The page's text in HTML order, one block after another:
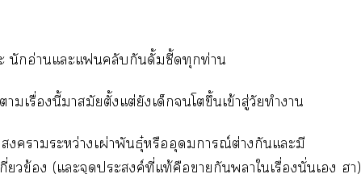
นักอ่านแะแคลับกันดั้มซี้ดทุกท่าน
เรื่องนี้ามัยตั้งแต่ยังเด็กโขึ้นเข้าสู่วัยทำา
งาระหว่างเผ่าพันธุ๋หรืออุดมการณ์ต่างกันแะมี
วข้อง (แะจุดประสงค์ที่แท้คือากันาใเรื่องนั่นเ า)